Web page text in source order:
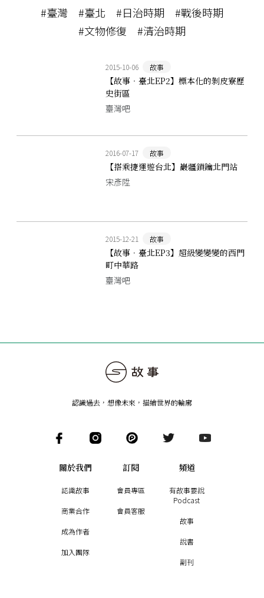
#臺灣 #臺北 #日治時期
#戰後時期
#文物修復
#清治時期
2015-10-06 故事
【故事‧臺北EP2】標本化的剝皮寮歷
史街區
臺灣吧
2016-07-17 故事
【搭乘捷運遊台北】巖疆鎖鑰北門站
宋彥陞
2015-12-21 故事
【故事．臺北EP3】超級變變變的西門
町中華路
臺灣吧
認識過去，想像未來 ， 描繪世界的輪廓
關於我們
認識故事
商業合作
成為作者
加入團隊
訂閱
會員專區
會員客服
頻道
有故事要說
Podcast
故事
說書
副刊